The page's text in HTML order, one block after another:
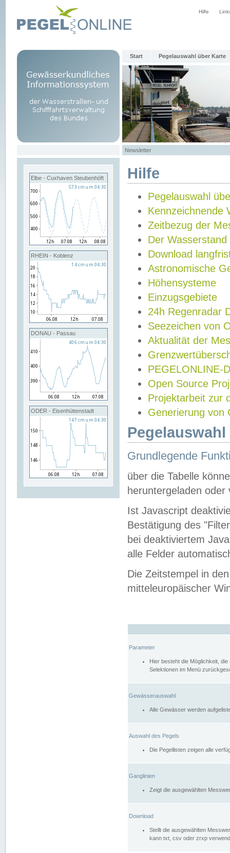
Hilfe
Start Pegelauswahl über Karte
Newsletter
Elbe - Cuxhaven Steubenhöft
RHEIN - Koblenz
DONAU - Passau
ODER - Eisenhüttenstadt
Hilfe
Pegelauswahl
Kennzeichnende
Zeitbezug der
Der Wasserstand
Download
Astronomische
Höhensysteme
Einzugsgebiete
24h Regenradar
Seezeichen von
Aktualität der
PEGELONLINE-
Open Source
Projektarbeit zur
Generierung von
Grundlegende
über die Tabelle
heruntergeladen oder
Ist Javascript
Bestätigung des
bei deaktiviertem
alle Felder
Die Zeitstempel in
mitteleuropäischer
Parameter
Hier besteht die Möglichkeit,
Selektionen im Menü
Gewässerauswahl
Alle Gewässer werden
Auswahl des Pegels
Die Pegellisten zeigen alle
Ganglinien
Zeigt die ausgewählten
Download
Stellt die ausgewählten
kann txt, csv oder zrxp